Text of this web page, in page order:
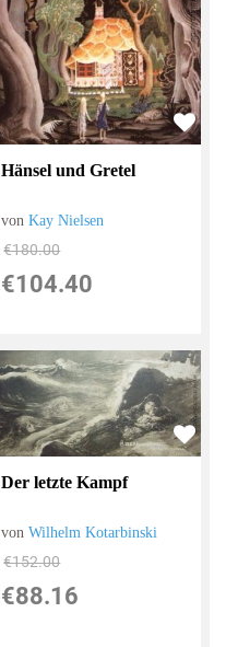
Hänsel und Gretel
vonKay Nielsen
€180.00
€104.40
Der letzte Kampf
vonWilhelm Kotarbinski
€152.00
€88.16